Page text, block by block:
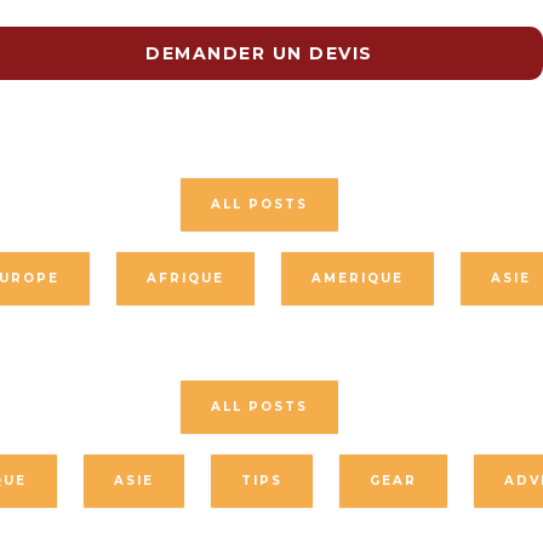
DEMANDER UN DEVIS
ALL POSTS
AFRIQUE AMERIQUE ASIE
ALL POSTS
ASIE TIPS GEAR